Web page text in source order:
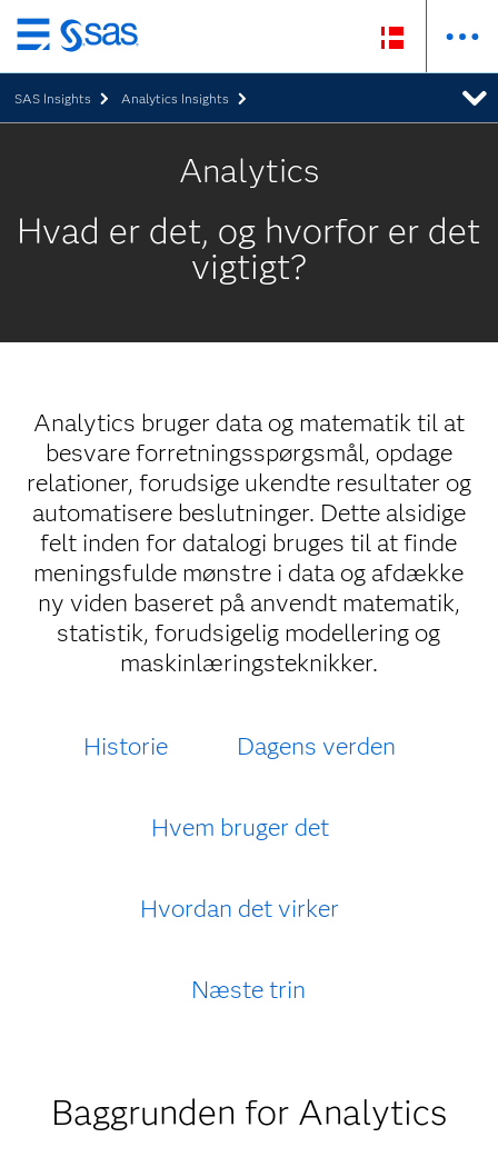
Skip
to
main
content
SAS Insights Analytics Insights
Analytics
Hvad er det, og hvorfor er det
vigtigt?
Analytics bruger data og matematik til at
besvare forretningsspørgsmål, opdage
relationer, forudsige ukendte resultater og
automatisere beslutninger. Dette alsidige
felt inden for datalogi bruges til at finde
meningsfulde mønstre i data og afdække
ny viden baseret på anvendt matematik,
statistik, forudsigelig modellering og
maskinlæringsteknikker.
Historie Dagens verden
Hvem bruger det
Hvordan det virker
Næste trin
Baggrunden for Analytics